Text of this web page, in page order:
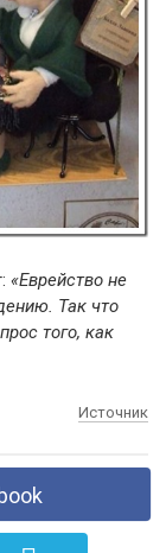
«Еврейство не
Так что
того, как
Источник